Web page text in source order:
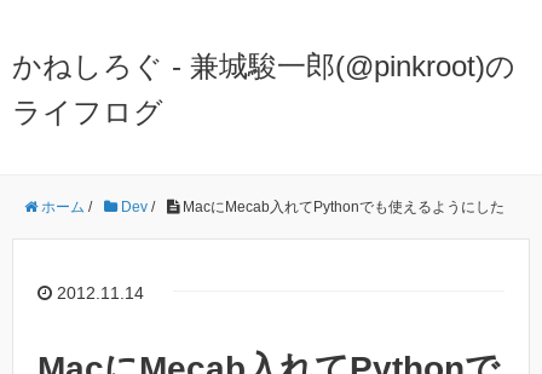
かねしろぐ - 兼城駿一郎(@pinkroot)の
ライフログ
ホーム / Dev / MacにMecab入れてPythonでも使えるようにした
2012.11.14